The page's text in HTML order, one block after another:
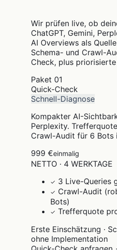
Wir prüfen live, ob
ChatGPT, Gemini,
AI Overviews als
Schema- und Crawl-
Check, plus
Paket 01
Quick-Check
Schnell-Diagnose
Kompakter AI-
Perplexity.
Crawl-Audit für 6 Bots
999 €einmalig
NETTO · 4 WERKTAGE
✓ 3 Live-Queries
✓ Crawl-Audit
Bots)
✓ Trefferquote
Erste Einschätzung ·
ohne Implementation